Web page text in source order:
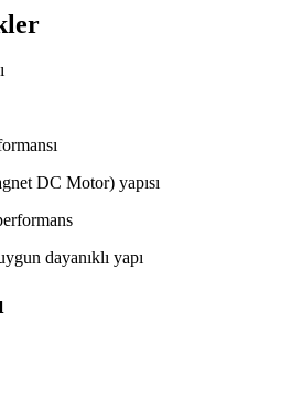
DC Motor) yapısı
dayanıklı yapı